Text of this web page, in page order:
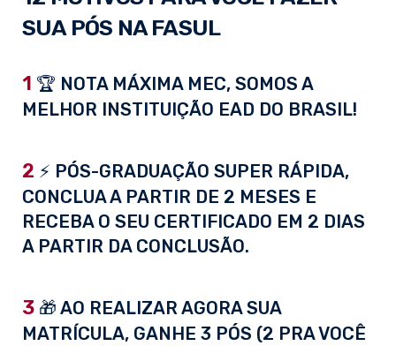
SUA PÓS NA FASUL
1 🏆 NOTA MÁXIMA MEC, SOMOS A
MELHOR INSTITUIÇÃO EAD DO BRASIL!
2 ⚡ PÓS-GRADUAÇÃO SUPER RÁPIDA,
CONCLUA A PARTIR DE 2 MESES E
RECEBA O SEU CERTIFICADO EM 2 DIAS
A PARTIR DA CONCLUSÃO.
3 🎁 AO REALIZAR AGORA SUA
MATRÍCULA, GANHE 3 PÓS (2 PRA VOCÊ